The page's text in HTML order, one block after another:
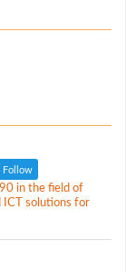
Follow
in the field of
ICT solutions for